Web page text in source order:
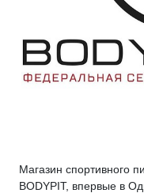
Магазин спортивного
BODYPIT, впервые в